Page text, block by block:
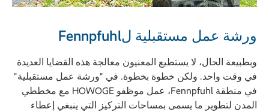
ورشة عمل مستقبلية لFennpfuhl
وبطبيعة الحال، لا يستطيع المعنيون معالجة هذه القضايا العديدة
في وقت واحد. ولكن خطوة بخطوة. في "ورشة عمل مستقبلية"
في منطقة Fennpfuhl، عمل موظفو HOWOGE مع مخططي
المدن لتطوير ما يسمى بمساحات التركيز التي ينبغي إعطاء